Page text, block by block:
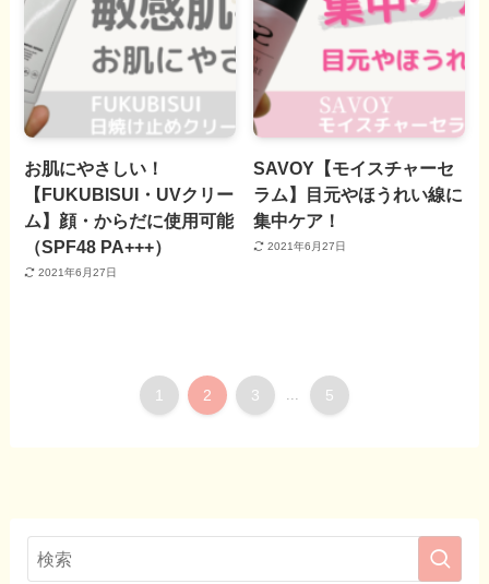
お肌にやさしい！
【FUKUBISUI・UVクリー
ム】顔・からだに使用可能
（SPF48 PA+++）
2021年6月27日
SAVOY【モイスチャーセ
ラム】目元やほうれい線に
集中ケア！
2021年6月27日
1 2 3 5